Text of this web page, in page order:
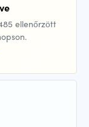
ellenőrzött